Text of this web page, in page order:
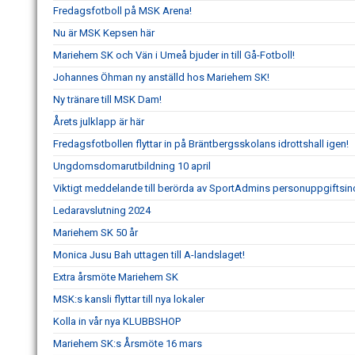
Fredagsfotboll på MSK Arena!
Nu är MSK Kepsen här
Mariehem SK och Vän i Umeå bjuder in till Gå-Fotboll!
Johannes Öhman ny anställd hos Mariehem SK!
Ny tränare till MSK Dam!
Årets julklapp är här
Fredagsfotbollen flyttar in på Bräntbergsskolans idrottshall igen!
Ungdomsdomarutbildning 10 april
Viktigt meddelande till berörda av SportAdmins
Ledaravslutning 2024
Mariehem SK 50 år
Monica Jusu Bah uttagen till A-landslaget!
Extra årsmöte Mariehem SK
MSK:s kansli flyttar till nya lokaler
Kolla in vår nya KLUBBSHOP
Mariehem SK:s Årsmöte 16 mars